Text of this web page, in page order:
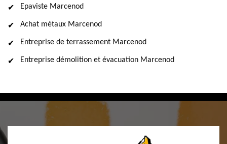
Epaviste Marcenod
Achat métaux Marcenod
Entreprise de terrassement Marcenod
Entreprise démolition et évacuation Marcenod